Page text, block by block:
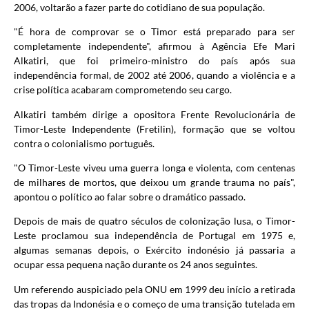
2006, voltarão a fazer parte do cotidiano de sua população.
"É hora de comprovar se o Timor está preparado para ser
completamente independente", afirmou à Agência Efe Mari
Alkatiri, que foi primeiro-ministro do país após sua
independência formal, de 2002 até 2006, quando a violência e a
crise política acabaram comprometendo seu cargo.
Alkatiri também dirige a opositora Frente Revolucionária de
Timor-Leste Independente (Fretilin), formação que se voltou
contra o colonialismo português.
"O Timor-Leste viveu uma guerra longa e violenta, com centenas
de milhares de mortos, que deixou um grande trauma no país",
apontou o político ao falar sobre o dramático passado.
Depois de mais de quatro séculos de colonização lusa, o Timor-
Leste proclamou sua independência de Portugal em 1975 e,
algumas semanas depois, o Exército indonésio já passaria a
ocupar essa pequena nação durante os 24 anos seguintes.
Um referendo auspiciado pela ONU em 1999 deu início a retirada
das tropas da Indonésia e o começo de uma transição tutelada em